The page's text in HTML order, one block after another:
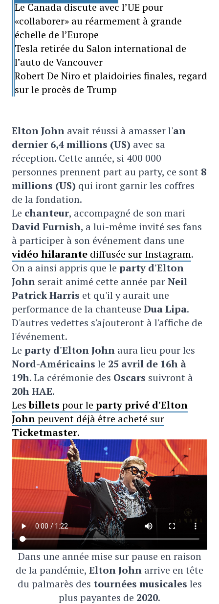
Le Canada discute avec l’UE pour
«collaborer» au réarmement à grande
échelle de l’Europe
Tesla retirée du Salon international de
l’auto de Vancouver
Robert De Niro et plaidoiries finales, regard
sur le procès de Trump
Elton John avait réussi à amasser l'an
dernier 6,4 millions (US) avec sa
réception. Cette année, si 400 000
personnes prennent part au party, ce sont 8
millions (US) qui iront garnir les coffres
de la fondation.
Le chanteur, accompagné de son mari
David Furnish, a lui-même invité ses fans
à participer à son événement dans une
vidéo hilarante diffusée sur Instagram.
On a ainsi appris que le party d'Elton
John serait animé cette année parNeil
Patrick Harris et qu'il y aurait une
performance de la chanteuse Dua Lipa.
D'autres vedettes s'ajouteront à l'affiche de
l'événement.
Le party d'Elton John aura lieu pour les
Nord-Américains le 25 avril de 16h à
19h. La cérémonie des Oscars suivront à
20h HAE.
Lesbillets pour le party privé d'Elton
Johnpeuvent déjà être acheté sur
Ticketmaster.
Dans une année mise sur pause en raison
de la pandémie, Elton John arrive en tête
du palmarès des tournées musicales les
plus payantes de 2020.